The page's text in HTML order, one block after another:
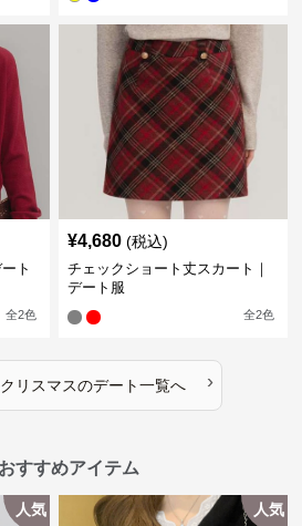
ト
全2色
¥4,680 (税込)
チェックショート丈スカート｜
デート服
全2色
クリスマスのデート一覧へ ›
すすめアイテム
人気 人気